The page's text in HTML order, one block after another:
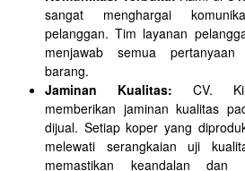
sangat menghargai
pelanggan. Tim layanan
menjawab semua pertanyaan
barang.
Jaminan Kualitas: CV.
memberikan jaminan kualitas
dijual. Setiap koper yang
melewati serangkaian uji
memastikan keandalan